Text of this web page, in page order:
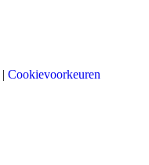
| Cookievoorkeuren